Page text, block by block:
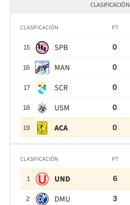
CLASIFICACIÓN
CLASIFICACIÓN PT
15 SPB 0
16 MAN 0
17 SCR 0
18 USM 0
19 ACA 0
CLASIFICACIÓN PT
1 UND 6
2 DMU 3